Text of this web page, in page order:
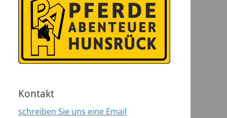
Kontakt
schreiben Sie uns eine Email